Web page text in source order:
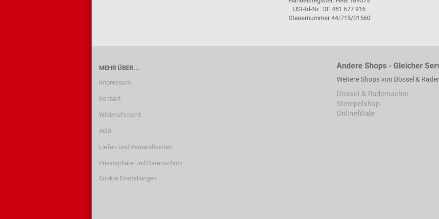
USt-Id-Nr.: DE 451 677 916
Steuernummer 44/715/01560
MEHR ÜBER...
Impressum
Kontakt
Widerrufsrecht
AGB
Liefer- und Versandkosten
Privatsphäre und Datenschutz
Cookie Einstellungen
Andere Shops - Gleicher
Weitere Shops von Dössel &
Dössel & Rademacher
Stempelshop
Onlinefiliale